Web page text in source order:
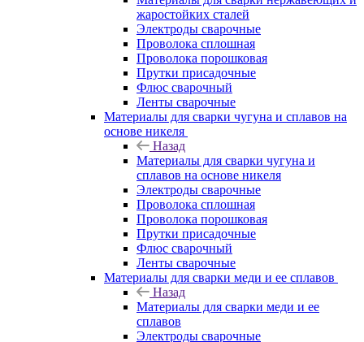
жаростойких сталей
Электроды сварочные
Проволока сплошная
Проволока порошковая
Прутки присадочные
Флюс сварочный
Ленты сварочные
Материалы для сварки чугуна и сплавов на
основе никеля
Назад
Материалы для сварки чугуна и
сплавов на основе никеля
Электроды сварочные
Проволока сплошная
Проволока порошковая
Прутки присадочные
Флюс сварочный
Ленты сварочные
Материалы для сварки меди и ее сплавов
Назад
Материалы для сварки меди и ее
сплавов
Электроды сварочные